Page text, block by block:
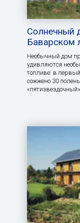
Солнечный
Баварском
Необычный дом
удивляются
топливе: в
сожжено 30